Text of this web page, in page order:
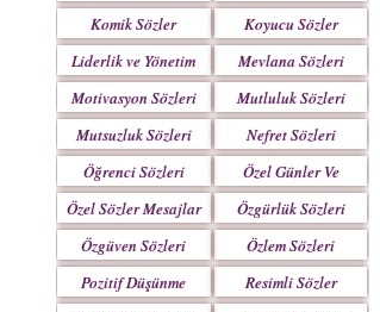
Sözleri
Komik Sözler
Koyucu Sözler
Liderlik ve Yönetim
Sözleri
Mevlana Sözleri
Motivasyon Sözleri
Mutluluk Sözleri
Mutsuzluk Sözleri
Nefret Sözleri
Öğrenci Sözleri
Özel Günler Ve
Haftalar
Özel Sözler Mesajlar
Özgürlük Sözleri
Özgüven Sözleri
Özlem Sözleri
Pozitif Düşünme
Sözleri
Resimli Sözler